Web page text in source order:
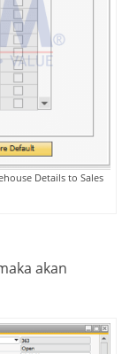
Details to Sales
akan